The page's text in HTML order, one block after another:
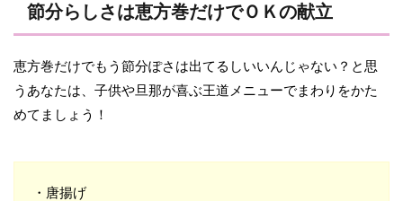
節分らしさは恵方巻だけでＯＫの献立
恵方巻だけでもう節分ぽさは出てるしいいんじゃない？と思
うあなたは、子供や旦那が喜ぶ王道メニューでまわりをかた
めてましょう！
・唐揚げ